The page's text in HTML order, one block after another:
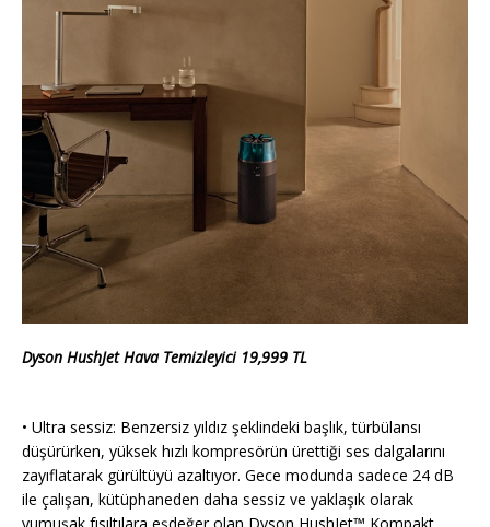
Dyson HushJet Hava Temizleyici 19,999 TL
• Ultra sessiz: Benzersiz yıldız şeklindeki başlık, türbülansı
düşürürken, yüksek hızlı kompresörün ürettiği ses dalgalarını
zayıflatarak gürültüyü azaltıyor. Gece modunda sadece 24 dB
ile çalışan, kütüphaneden daha sessiz ve yaklaşık olarak